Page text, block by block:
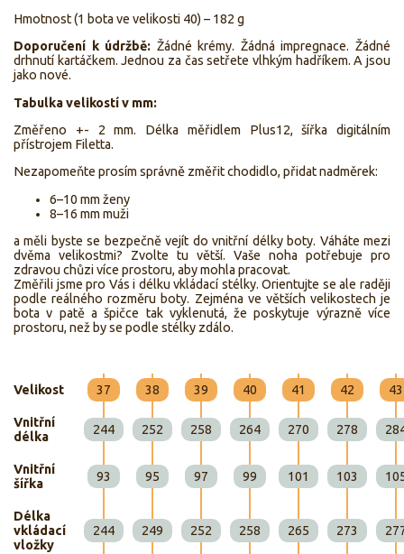
Hmotnost (1 bota ve velikosti 40) – 182 g
Doporučení k údržbě: Žádné krémy. Žádná impregnace. Žádné
drhnutí kartáčkem. Jednou za čas setřete vlhkým hadříkem. A jsou
jako nové.
Tabulka velikostí v mm:
Změřeno +- 2 mm. Délka měřidlem Plus12, šířka digitálním
přístrojem Filetta.
Nezapomeňte prosím správně změřit chodidlo, přidat nadměrek:
6–10 mm ženy
8–16 mm muži
a měli byste se bezpečně vejít do vnitřní délky boty. Váháte mezi
dvěma velikostmi? Zvolte tu větší. Vaše noha potřebuje pro
zdravou chůzi více prostoru, aby mohla pracovat.
Změřili jsme pro Vás i délku vkládací stélky. Orientujte se ale raději
podle reálného rozměru boty. Zejména ve větších velikostech je
bota v patě a špičce tak vyklenutá, že poskytuje výrazně více
prostoru, než by se podle stélky zdálo.
Velikost 37 38 39 40 41 42 43
Vnitřní
délka
244 252 258 264 270 278
Vnitřní
šířka
93 95 97 99 101 103
Délka
vkládací
vložky
244 249 252 258 265 273